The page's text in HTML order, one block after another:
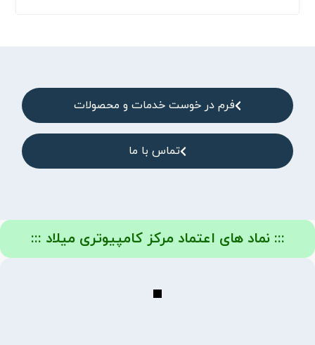
فرم در خوست خدمات و محصولات
تماس با ما
::: نماد های اعتماد مرکز کامپیوتری میلاد :::